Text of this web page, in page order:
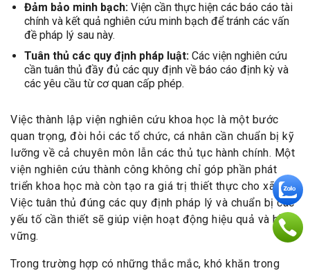
Đảm bảo minh bạch: Viện cần thực hiện các báo cáo tài
chính và kết quả nghiên cứu minh bạch để tránh các vấn
đề pháp lý sau này.
Tuân thủ các quy định pháp luật: Các viện nghiên cứu
cần tuân thủ đầy đủ các quy định về báo cáo định kỳ và
các yêu cầu từ cơ quan cấp phép.
Việc thành lập viện nghiên cứu khoa học là một bước
quan trọng, đòi hỏi các tổ chức, cá nhân cần chuẩn bị kỹ
lưỡng về cả chuyên môn lẫn các thủ tục hành chính. Một
viện nghiên cứu thành công không chỉ góp phần phát
triển khoa học mà còn tạo ra giá trị thiết thực cho xã hội.
Việc tuân thủ đúng các quy định pháp lý và chuẩn bị các
yếu tố cần thiết sẽ giúp viện hoạt động hiệu quả và bền
vững.
Trong trường hợp có những thắc mắc, khó khăn trong